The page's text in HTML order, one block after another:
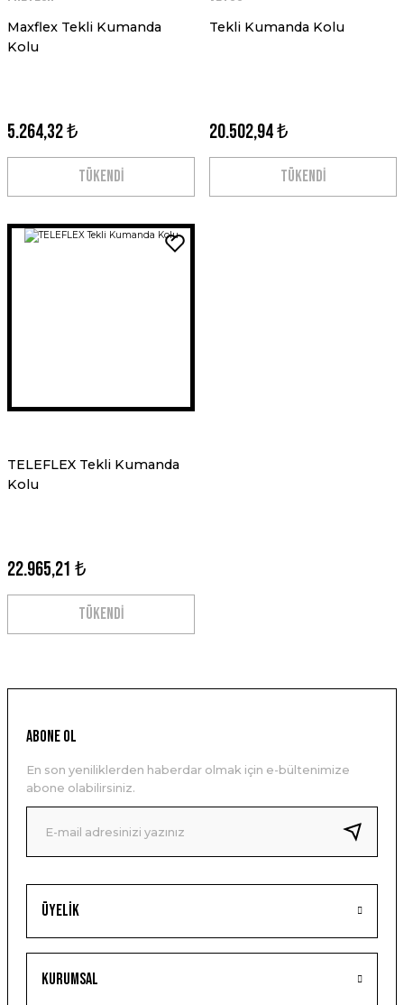
Maxflex Tekli Kumanda
Kolu
5.264,32 ₺
TÜKENDİ
Tekli Kumanda Kolu
20.502,94 ₺
TÜKENDİ
TELEFLEX Tekli Kumanda
Kolu
22.965,21 ₺
TÜKENDİ
Üyelik
Kurumsal
ABONE OL
En son yeniliklerden haberdar olmak için e-bültenimize
abone olabilirsiniz.